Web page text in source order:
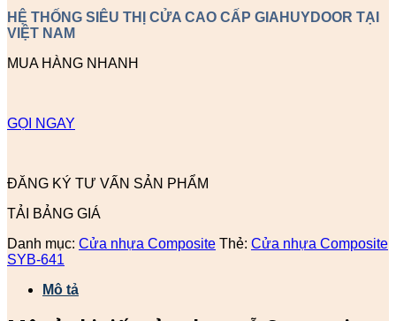
HỆ THỐNG SIÊU THỊ CỬA CAO CẤP GIAHUYDOOR TẠI
VIỆT NAM
MUA HÀNG NHANH
GỌI NGAY
ĐĂNG KÝ TƯ VẤN SẢN PHẨM
TẢI BẢNG GIÁ
Danh mục: Cửa nhựa Composite Thẻ: Cửa nhựa Composite
SYB-641
Mô tả